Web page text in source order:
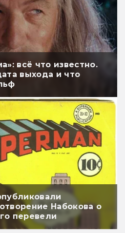
всё что известно.
выхода и что
Набокова о
перевели